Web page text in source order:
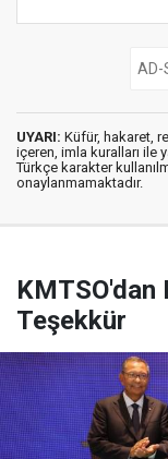
UYARI: Küfür, hakaret,
içeren, imla kuralları ile
Türkçe karakter
onaylanmamaktadır.
KMTSO'dan
Teşekkür